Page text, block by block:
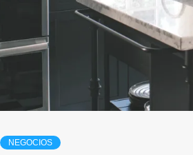
NEGOCIOS